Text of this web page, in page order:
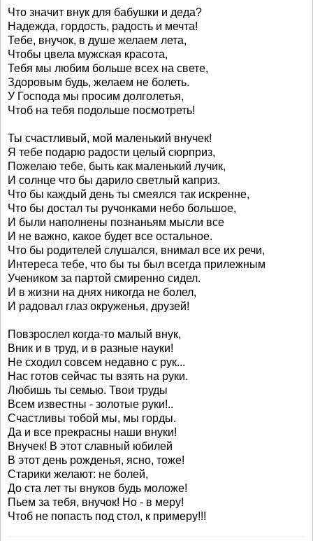
Что значит внук для бабушки и деда?
Надежда, гордость, радость и мечта!
Тебе, внучок, в душе желаем лета,
Чтобы цвела мужская красота,
Тебя мы любим больше всех на свете,
Здоровым будь, желаем не болеть.
У Господа мы просим долголетья,
Чтоб на тебя подольше посмотреть!
Ты счастливый, мой маленький внучек!
Я тебе подарю радости целый сюрприз,
Пожелаю тебе, быть как маленький лучик,
И солнце что бы дарило светлый каприз.
Что бы каждый день ты смеялся так искренне,
Что бы достал ты ручонками небо большое,
И были наполнены познаньям мысли все
И не важно, какое будет все остальное.
Что бы родителей слушался, внимал все их речи,
Интереса тебе, что бы ты был всегда прилежным
Учеником за партой смиренно сидел.
И в жизни на днях никогда не болел,
И радовал глаз окруженья, друзей!
Повзрослел когда-то малый внук,
Вник и в труд, и в разные науки!
Не сходил совсем недавно с рук...
Нас готов сейчас ты взять на руки.
Любишь ты семью. Твои труды
Всем известны - золотые руки!..
Счастливы тобой мы, мы горды.
Да и все прекрасны наши внуки!
Внучек! В этот славный юбилей
В этот день рожденья, ясно, тоже!
Старики желают: не болей,
До ста лет ты внуков будь моложе!
Пьем за тебя, внучок! Но - в меру!
Чтоб не попасть под стол, к примеру!!!